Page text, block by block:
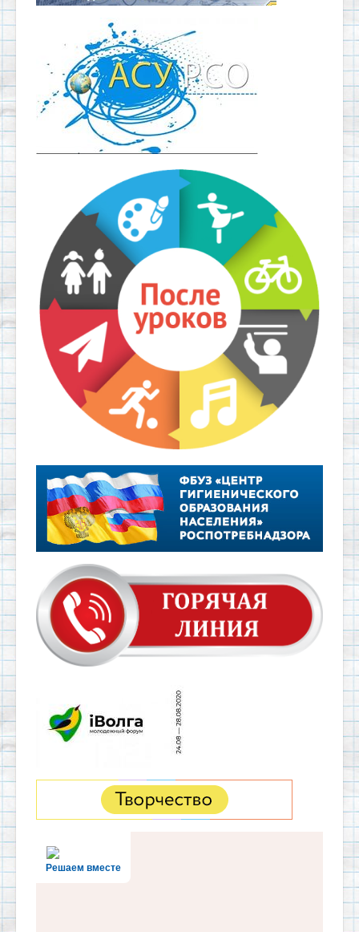
Решаем вместе